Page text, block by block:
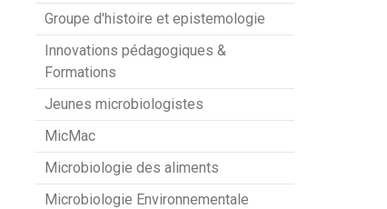
Groupe d'histoire et epistemologie
Innovations pédagogiques &
Formations
Jeunes microbiologistes
MicMac
Microbiologie des aliments
Microbiologie Environnementale